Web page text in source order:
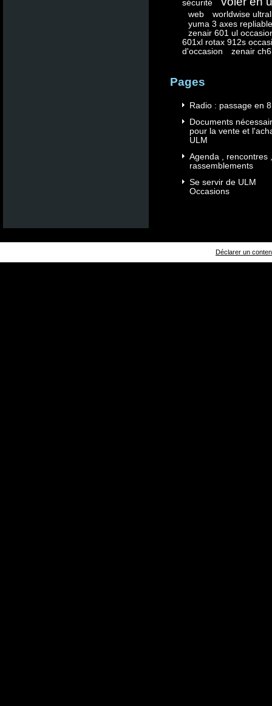
sécurité
web
worldwise
yuma 3 axes
zenair 601 ul
601xl rotax 912s
d'occasion
zenair
Pages
Radio : passage en
Documents
pour la vente et
ULM
Agenda , rencontres ,
rassemblements
Se servir de ULM
Occasions
Déclarer un